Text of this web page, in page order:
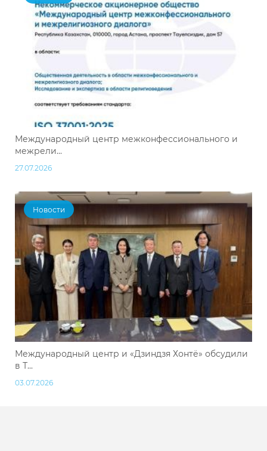
Международный центр межконфессионального и
межрели...
27.07.2026
Новости
Международный центр и «Дзиндзя Хонтё» обсудили
в Т...
03.07.2026